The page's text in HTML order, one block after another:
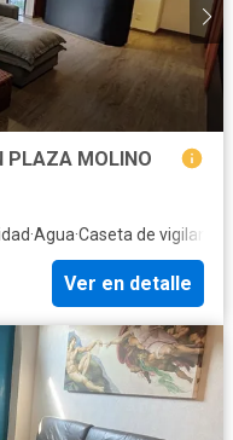
PLAZA MOLINO
·Agua·Caseta de vigilancia
Ver en detalle